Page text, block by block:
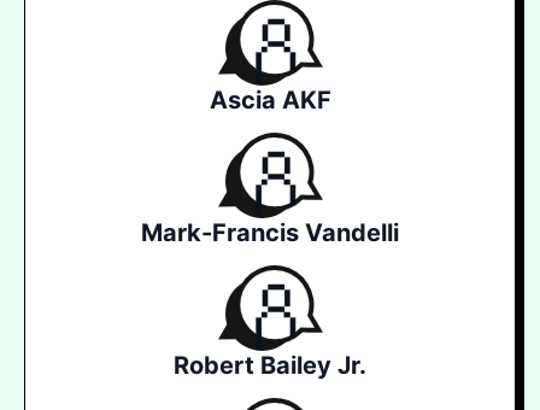
Ascia AKF
Mark-Francis Vandelli
Robert Bailey Jr.